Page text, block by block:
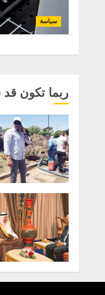
سياسة
ربما تكون قد